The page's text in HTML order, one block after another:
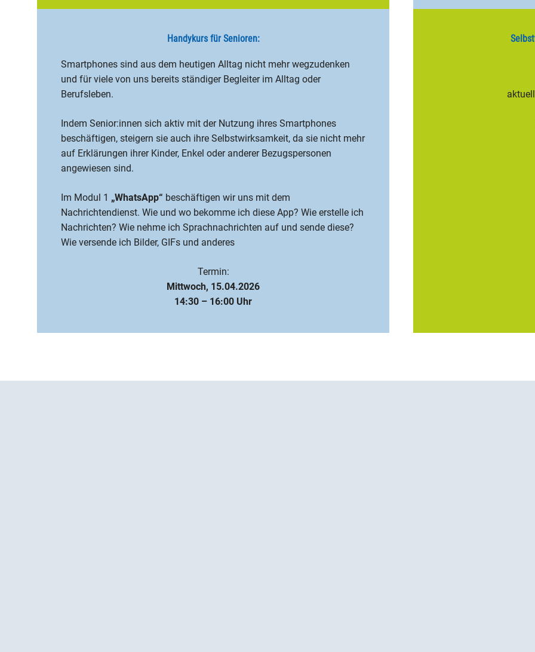
Handykurs für Senioren:
Smartphones sind aus dem heutigen Alltag nicht mehr wegzudenken
und für viele von uns bereits ständiger Begleiter im Alltag oder
Berufsleben.
Indem Senior:innen sich aktiv mit der Nutzung ihres Smartphones
beschäftigen, steigern sie auch ihre Selbstwirksamkeit, da sie nicht mehr
auf Erklärungen ihrer Kinder, Enkel oder anderer Bezugspersonen
angewiesen sind.
Im Modul 1 „WhatsApp“ beschäftigen wir uns mit dem
Nachrichtendienst. Wie und wo bekomme ich diese App? Wie erstelle ich
Nachrichten? Wie nehme ich Sprachnachrichten auf und sende diese?
Wie versende ich Bilder, GIFs und anderes
Termin:
Mittwoch, 15.04.2026
14:30 – 16:00 Uhr